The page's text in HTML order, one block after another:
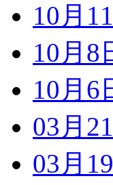
10月
10月8
10月6
03月
03月